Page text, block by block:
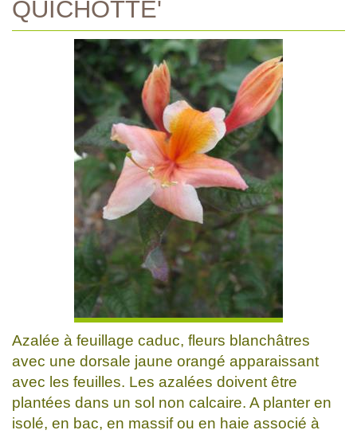
QUICHOTTE'
Azalée à feuillage caduc, fleurs blanchâtres
avec une dorsale jaune orangé apparaissant
avec les feuilles. Les azalées doivent être
plantées dans un sol non calcaire. A planter en
isolé, en bac, en massif ou en haie associé à